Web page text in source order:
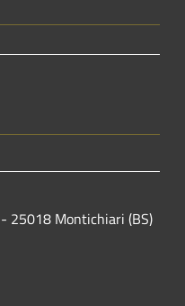
25018 Montichiari (BS)